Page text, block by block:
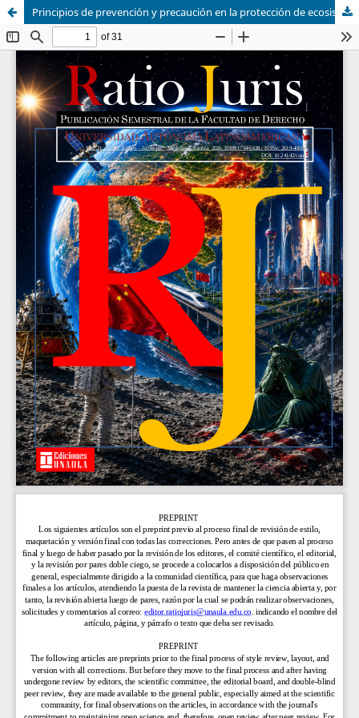
Principios de prevención y precaución en la protección de ecosistemas naturales: análisis normativo desde la perspectiva medio ambiental colombiana